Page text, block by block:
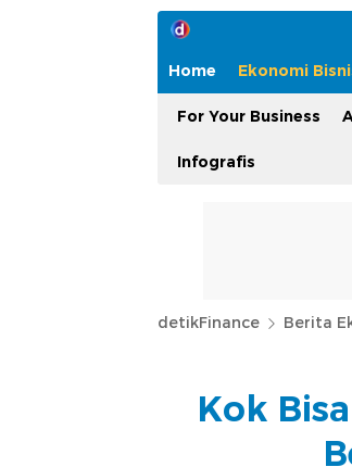
Home Ekonomi
For Your Business
Infografis
detikFinance Berita
Kok